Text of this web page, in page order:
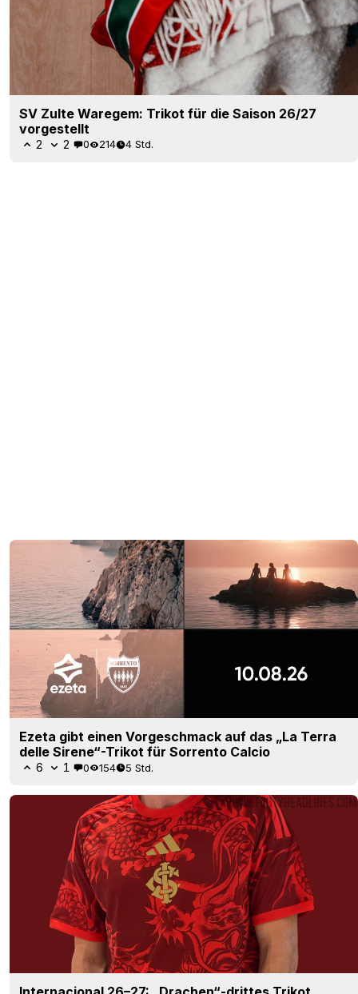
SV Zulte Waregem: Trikot für die Saison 26/27
vorgestellt
2 2 0 214 4 Std.
Ezeta gibt einen Vorgeschmack auf das „La Terra
delle Sirene“-Trikot für Sorrento Calcio
6 1 0 154 5 Std.